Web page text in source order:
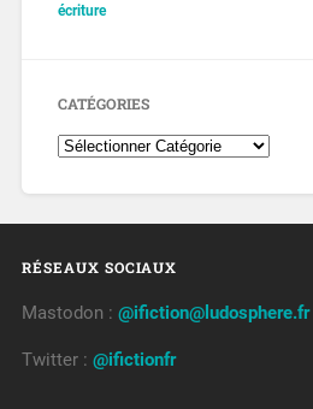
écriture
CATÉGORIES
RÉSEAUX SOCIAUX
Mastodon : @ifiction@ludosphere.fr
Twitter : @ifictionfr